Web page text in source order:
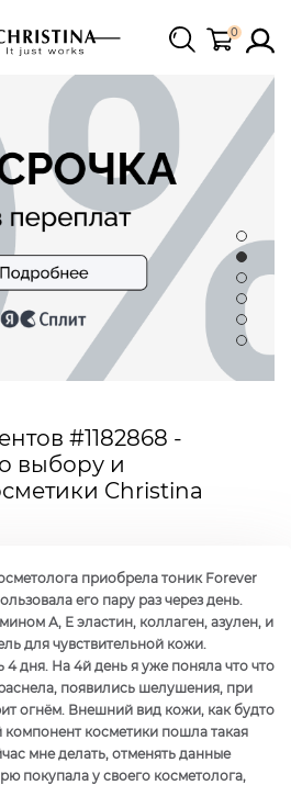
0
#1182868 -
выбору и
Christina
приобрела тоник Forever
его пару раз через день.
А, Е эластин, коллаген, азулен, и
для чувствительной кожи.
дня. На 4й день я уже поняла что что
появились шелушения, при
огнём. Внешний вид кожи, как будто
компонент косметики пошла такая
мне делать, отменять данные
покупала у своего косметолога,